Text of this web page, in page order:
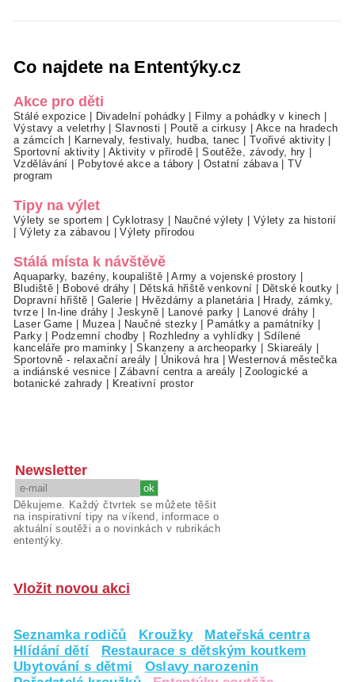
Co najdete na Ententýky.cz
Akce pro děti
Stálé expozice | Divadelní pohádky | Filmy a pohádky v kinech |
Výstavy a veletrhy|Slavnosti | Poutě a cirkusy | Akce na hradech
a zámcích | Karnevaly, festivaly, hudba, tanec | Tvořivé aktivity |
Sportovní aktivity|Aktivity v přírodě |Soutěže, závody, hry |
Vzdělávání | Pobytové akce a tábory | Ostatní zábava |TV
program
Tipy na výlet
Výlety se sportem | Cyklotrasy | Naučné výlety | Výlety za historií
| Výlety za zábavou |Výlety přírodou
Stálá místa k návštěvě
Aquaparky, bazény, koupaliště |Army a vojenské prostory |
Bludiště | Bobové dráhy | Dětská hřiště venkovní | Dětské koutky |
Dopravní hřiště | Galerie | Hvězdárny a planetária | Hrady, zámky,
tvrze| In-line dráhy |Jeskyně| Lanové parky | Lanové dráhy |
Laser Game | Muzea| Naučné stezky | Památky a památníky |
Parky| Podzemní chodby | Rozhledny a vyhlídky | Sdílené
kanceláře pro maminky |Skanzeny a archeoparky | Skiareály |
Sportovně - relaxační areály | Úniková hra |Westernová městečka
a indiánské vesnice |Zábavní centra a areály |Zoologické a
botanické zahrady | Kreativní prostor
Newsletter
Děkujeme. Každý čtvrtek se můžete těšit
na inspirativní tipy na víkend, informace o
aktuální soutěži a o novinkách v rubrikách
ententýky.
Vložit novou akci
Seznamka rodičů Kroužky
Mateřská centra
Hlídání dětí
Restaurace s dětským koutkem
Ubytování s dětmi
Oslavy narozenin